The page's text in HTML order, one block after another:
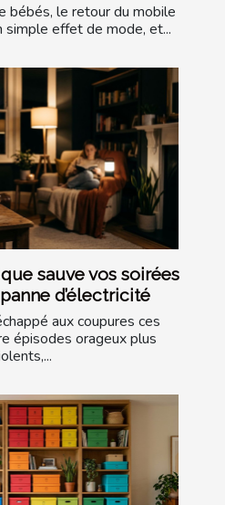
bébés, le retour du mobile
simple effet de mode, et...
sauve vos soirées
d’électricité
aux coupures ces
épisodes orageux plus